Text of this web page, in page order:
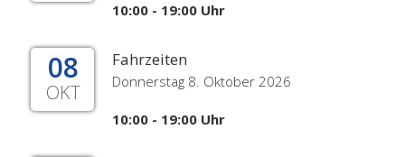
10:00 - 19:00 Uhr
08
OKT
Fahrzeiten
Donnerstag 8. Oktober 2026
10:00 - 19:00 Uhr